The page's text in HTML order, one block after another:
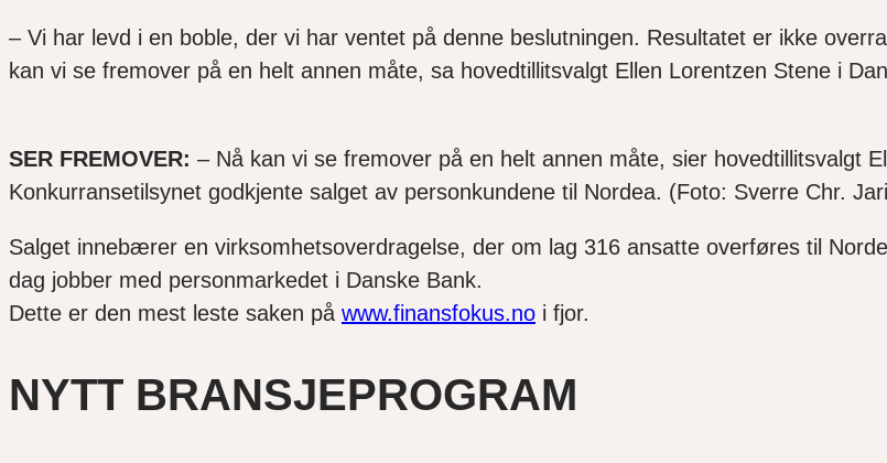
– Vi har levd i en boble, der vi har ventet på denne beslutningen. Resultatet er ikke
kan vi se fremover på en helt annen måte, sa hovedtillitsvalgt Ellen Lorentzen Stene i
SER FREMOVER: – Nå kan vi se fremover på en helt annen måte, sier hovedtillitsvalgt
Konkurransetilsynet godkjente salget av personkundene til Nordea. (Foto: Sverre Chr.
Salget innebærer en virksomhetsoverdragelse, der om lag 316 ansatte overføres til
dag jobber med personmarkedet i Danske Bank.
Dette er den mest leste saken på www.finansfokus.no i fjor.
NYTT BRANSJEPROGRAM